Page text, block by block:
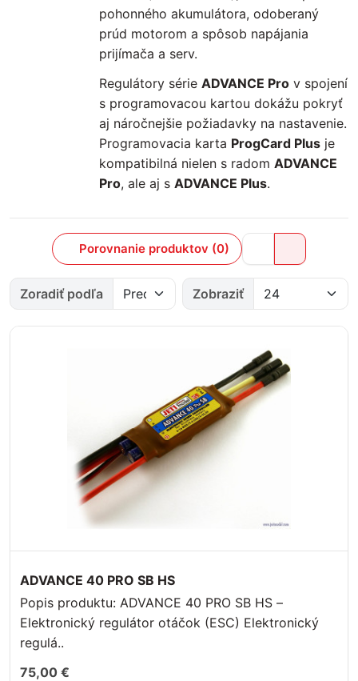
pohonného akumulátora, odoberaný
prúd motorom a spôsob napájania
prijímača a serv.
Regulátory série ADVANCE Pro v spojení
s programovacou kartou dokážu pokryť
aj náročnejšie požiadavky na nastavenie.
Programovacia karta ProgCard Plus je
kompatibilná nielen s radom ADVANCE
Pro, ale aj s ADVANCE Plus.
Porovnanie produktov (0)
Zoradiť podľa Zobraziť
ADVANCE 40 PRO SB HS
Popis produktu: ADVANCE 40 PRO SB HS –
Elektronický regulátor otáčok (ESC) Elektronický
regulá..
75,00 €